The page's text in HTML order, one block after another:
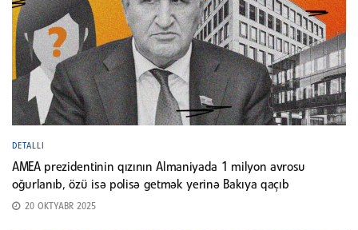
DETALLI
AMEA prezidentinin qızının Almaniyada 1 milyon avrosu
oğurlanıb, özü isə polisə getmək yerinə Bakıya qaçıb
20 OKTYABR 2025